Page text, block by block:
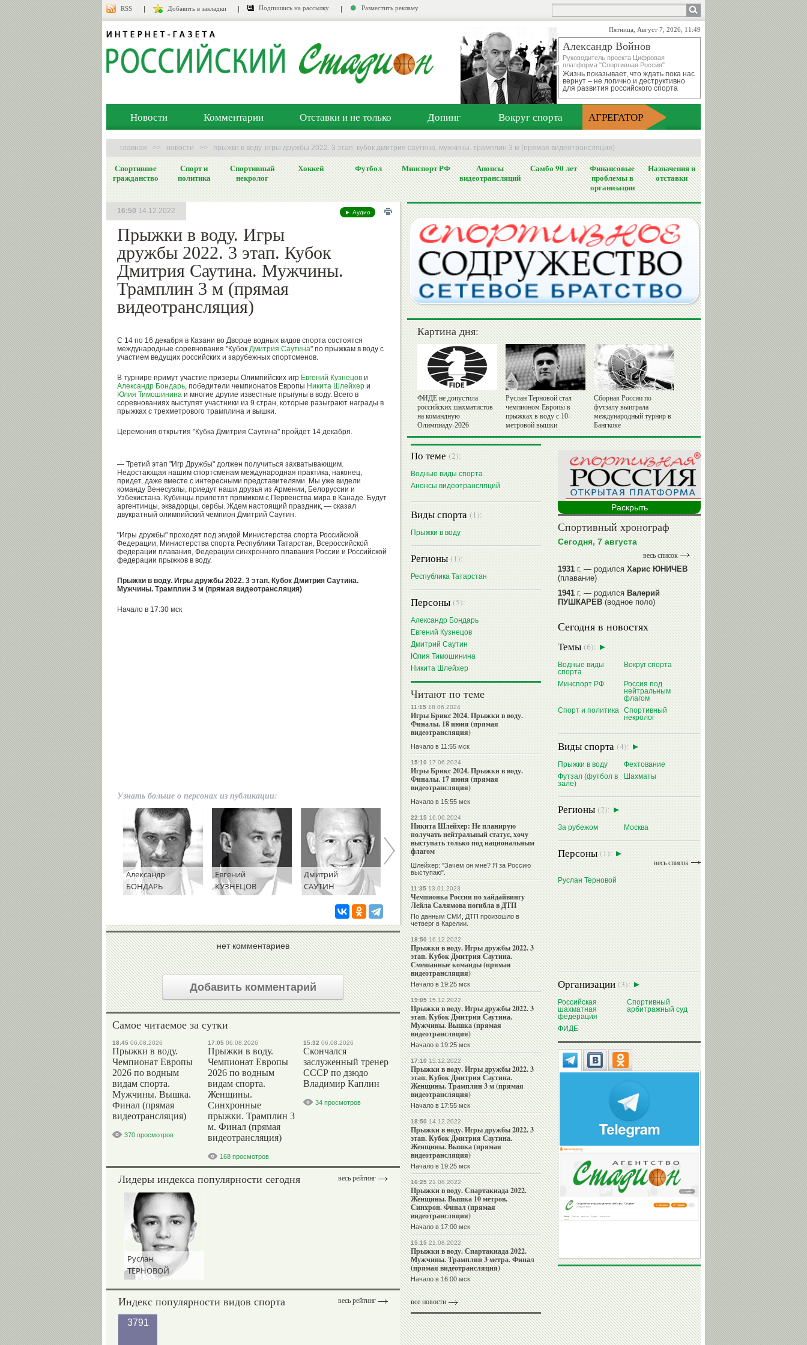
RSS Добавить в закладки Подпишись на рассылку Разместить рекламу
Пятница, Август 7, 2026, 11:49
Александр Войнов
Руководитель проекта Цифровая
платформа "Спортивная Россия"
Жизнь показывает, что ждать пока нас
вернут – не логично и деструктивно
для развития российского спорта
Новости Комментарии Отставки и не только Допинг Вокруг спорта АГРЕГАТОР
главная >> новости >> прыжки в воду. игры дружбы 2022. 3 этап. кубок дмитрия саутина. мужчины. трамплин 3 м (прямая видеотрансляция)
Спортивное
гражданство
Спорт и
политика
Спортивный
некролог
Хоккей Футбол Минспорт РФ
Анонсы
видеотрансляций
Самбо 90 лет
Финансовые
проблемы в
организации
Назначения и
отставки
► Аудио
Прыжки в воду. Игры
дружбы 2022. 3 этап. Кубок
Дмитрия Саутина. Мужчины.
Трамплин 3 м (прямая
видеотрансляция)
16:50 14.12.2022
C 14 по 16 декабря в Казани во Дворце водных видов спорта состоятся
международные соревнования "Кубок Дмитрия Саутина" по прыжкам в воду с
участием ведущих российских и зарубежных спортсменов.
В турнире примут участие призеры Олимпийских игр Евгений Кузнецов и
Александр Бондарь, победители чемпионатов Европы Никита Шлейхер и
Юлия Тимошинина и многие другие известные прыгуны в воду. Всего в
соревнованиях выступят участники из 9 стран, которые разыграют награды в
прыжках с трехметрового трамплина и вышки.
Церемония открытия "Кубка Дмитрия Саутина" пройдет 14 декабря.
— Третий этап "Игр Дружбы" должен получиться захватывающим.
Недостающая нашим спортсменам международная практика, наконец,
придет, даже вместе с интересными представителями. Мы уже видели
команду Венесуэлы, приедут наши друзья из Армении, Белоруссии и
Узбекистана. Кубинцы прилетят прямиком с Первенства мира в Канаде. Будут
аргентинцы, эквадорцы, сербы. Ждем настоящий праздник, — сказал
двукратный олимпийский чемпион Дмитрий Саутин.
"Игры дружбы" проходят под эгидой Министерства спорта Российской
Федерации, Министерства спорта Республики Татарстан, Всероссийской
федерации плавания, Федерации синхронного плавания России и Российской
федерации прыжков в воду.
Прыжки в воду. Игры дружбы 2022. 3 этап. Кубок Дмитрия Саутина.
Мужчины. Трамплин 3 м (прямая видеотрансляция)
Начало в 17:30 мск
Узнать больше о персонах из публикации:
Александр
БОНДАРЬ
Евгений
КУЗНЕЦОВ
Дмитрий
САУТИН
Юлия
ТИМОШИНИНА
Никита
ШЛЕЙХЕР
нет комментариев
Добавить комментарий
Самое читаемое за сутки
18:45 06.08.2026
Прыжки в воду.
Чемпионат Европы
2026 по водным
видам спорта.
Мужчины. Вышка.
Финал (прямая
видеотрансляция)
370 просмотров
17:05 06.08.2026
Прыжки в воду.
Чемпионат Европы
2026 по водным
видам спорта.
Женщины.
Синхронные
прыжки. Трамплин 3
м. Финал (прямая
видеотрансляция)
168 просмотров
15:32 06.08.2026
Скончался
заслуженный тренер
СССР по дзюдо
Владимир Каплин
34 просмотров
весь рейтинг
Лидеры индекса популярности сегодня
Руслан
ТЕРНОВОЙ
весь рейтинг
Индекс популярности видов спорта
3791
Картина дня:
ФИДЕ не допустила
российских шахматистов
на командную
Олимпиаду-2026
Руслан Терновой стал
чемпионом Европы в
прыжках в воду с 10-
метровой вышки
Сборная России по
футзалу выиграла
международный турнир в
Бангкоке
По теме(2):
Водные виды спорта
Анонсы видеотрансляций
Виды спорта(1):
Прыжки в воду
Регионы(1):
Республика Татарстан
Персоны(5):
Александр Бондарь
Евгений Кузнецов
Дмитрий Саутин
Юлия Тимошинина
Никита Шлейхер
Читают по теме
11:1518.06.2024
Игры Брикс 2024. Прыжки в воду.
Финалы. 18 июня (прямая
видеотрансляция)
Начало в 11:55 мск
15:1017.06.2024
Игры Брикс 2024. Прыжки в воду.
Финалы. 17 июня (прямая
видеотрансляция)
Начало в 15:55 мск
22:1516.06.2024
Никита Шлейхер: Не планирую
получать нейтральный статус, хочу
выступать только под национальным
флагом
Шлейхер: "Зачем он мне? Я за Россию
выступаю".
11:3513.01.2023
Чемпионка России по хайдайвингу
Лейла Салямова погибла в ДТП
По данным СМИ, ДТП произошло в
четверг в Карелии.
18:5016.12.2022
Прыжки в воду. Игры дружбы 2022. 3
этап. Кубок Дмитрия Саутина.
Смешанные команды (прямая
видеотрансляция)
Начало в 19:25 мск
19:0515.12.2022
Прыжки в воду. Игры дружбы 2022. 3
этап. Кубок Дмитрия Саутина.
Мужчины. Вышка (прямая
видеотрансляция)
Начало в 19:25 мск
17:1015.12.2022
Прыжки в воду. Игры дружбы 2022. 3
этап. Кубок Дмитрия Саутина.
Женщины. Трамплин 3 м (прямая
видеотрансляция)
Начало в 17:55 мск
18:5014.12.2022
Прыжки в воду. Игры дружбы 2022. 3
этап. Кубок Дмитрия Саутина.
Женщины. Вышка (прямая
видеотрансляция)
Начало в 19:25 мск
16:2521.08.2022
Прыжки в воду. Спартакиада 2022.
Женщины. Вышка 10 метров.
Синхрон. Финал (прямая
видеотрансляция)
Начало в 17:00 мск
15:1521.08.2022
Прыжки в воду. Спартакиада 2022.
Мужчины. Трамплин 3 метра. Финал
(прямая видеотрансляция)
Начало в 16:00 мск
все новости
Раскрыть
Спортивный хронограф
Сегодня, 7 августа
весь список
1931г. — родилсяХарис ЮНИЧЕВ
(плавание)
1941г. — родилсяВалерий
ПУШКАРЕВ(водное поло)
1947г. — родилсяВалерий
ИЛЬИНЫХ(гимнастика спортивная)
1954г. — родилсяВалерий
ГАЗЗАЕВ(футбол)
1956г. — родилсяВладимир
РЫБАКОВ(легкая атлетика)
читать далее
Сегодня в новостях
Темы(6):
Водные виды
спорта
Вокруг спорта
Минспорт РФ
Россия под
нейтральным
флагом
Спорт и политика Спортивный
некролог
Виды спорта(4):
Прыжки в воду
Фехтование
Футзал (футбол в
зале)
Шахматы
Регионы(2):
За рубежом Москва
Персоны(1):
весь список
Руслан Терновой
Организации(3):
Российская
шахматная
федерация
Спортивный
арбитражный суд
ФИДЕ